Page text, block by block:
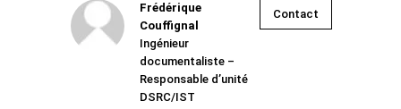
Frédérique
Couffignal
Ingénieur
documentaliste –
Responsable d’unité
DSRC/IST
Contact